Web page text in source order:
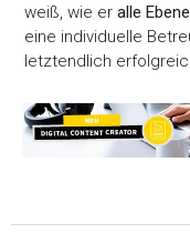
weiß, wie eralle
eine individuelle
letztendlich